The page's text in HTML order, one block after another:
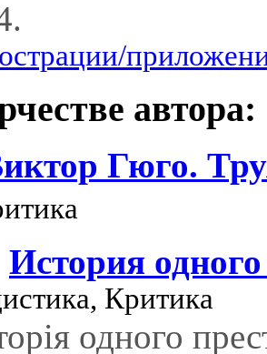
автора:
Гюго.
История
Критика
одного